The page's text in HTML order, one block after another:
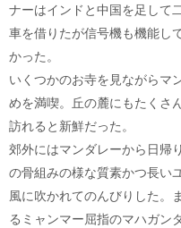
ナーはインドと中国を足して
車を借りたが信号機も機能し
かった。
いくつかのお寺を見ながらマ
めを満喫。丘の麓にもたくさ
訪れると新鮮だった。
郊外にはマンダレーから日帰
の骨組みの様な質素かつ長い
風に吹かれてのんびりした。
るミャンマー屈指のマハガン